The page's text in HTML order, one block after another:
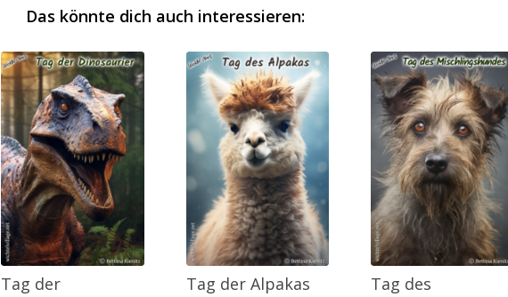
Das könnte dich auch interessieren:
Tag der
Tag der Alpakas
Tag des